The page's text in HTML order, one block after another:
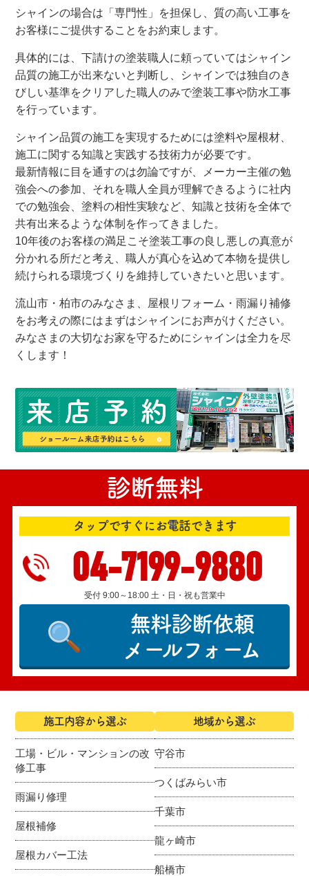
シャインの場合は「専門性」を担保し、質の高い工事を
お客様にご提供することをお約束します。
具体的には、下請けの塗装職人に頼っていてはシャイン
品質の施工が出来ないと判断し、シャインでは独自のき
びしい基準をクリアした職人のみで塗装工事や防水工事
を行っています。
シャイン品質の施工を実現するためには塗料や屋根材、
施工に関する知識と実践する技術力が必要です。
最新情報に目を通すのは勿論ですが、メーカー主催の勉
強会への参加、それを職人全員が理解できるように社内
での勉強会、塗料の相性実験など、知識と技術を全体で
共有出来るような体制を作ってきました。
10年後のお客様の満足こそ塗装工事の良し悪しの真意が
分かれる所だと考え、職人が真心を込めて本物を提供し
続けられる環境づくりを維持していきたいと思います。
流山市・柏市のみなさま、屋根リフォーム・雨漏り補修
をお考えの際にはまずはシャインにお声がけください。
みなさまの大切なお家を守るためにシャインは全力を尽
くします！
診断無料
タップですぐにお電話できます
04-7199-9880
受付 9:00～18:00 土・日・祝も営業中
無料診断依頼
メールフォーム
施工内容から選ぶ
工場・ビル・マンションの改
修工事
雨漏り修理
屋根補修
屋根カバー工法
地域から選ぶ
守谷市
つくばみらい市
千葉市
龍ヶ崎市
船橋市